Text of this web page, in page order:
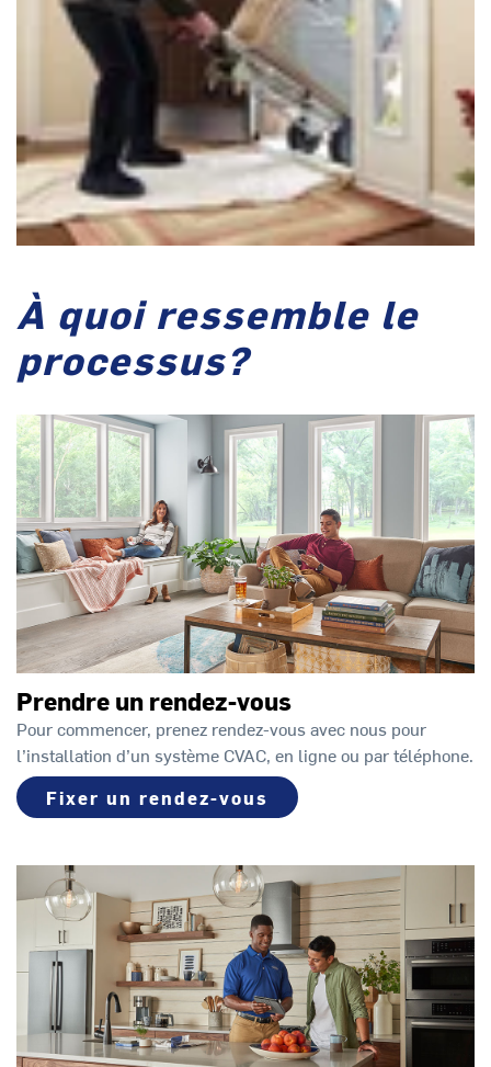
À quoi ressemble le
processus?
Prendre un rendez-vous
Pour commencer, prenez rendez-vous avec nous pour
l’installation d’un système CVAC, en ligne ou par téléphone.
Fixer un rendez-vous